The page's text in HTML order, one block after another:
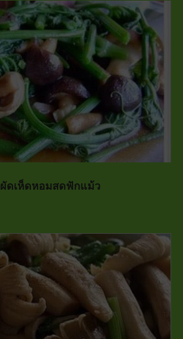
ผัดเห็ดหอมสดฟักแม้ว